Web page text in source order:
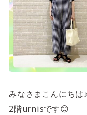
2F Fashion
ファッション＆ラ
営業時
3F Service &
みなさまこんにちは♪
2階urnisです😊